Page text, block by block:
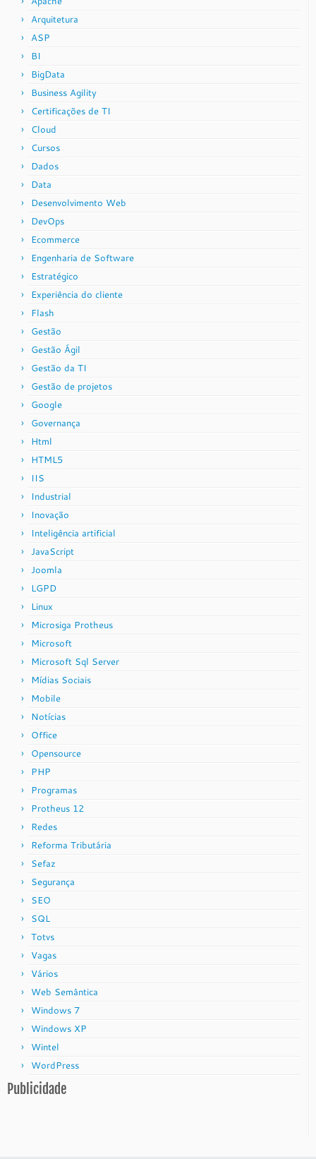
Arquitetura
ASP
BI
BigData
Business Agility
Certificações de TI
Cloud
Cursos
Dados
Data
Desenvolvimento Web
DevOps
Ecommerce
Engenharia de Software
Estratégico
Experiência do cliente
Flash
Gestão
Gestão Ágil
Gestão da TI
Gestão de projetos
Google
Governança
Html
HTML5
IIS
Industrial
Inovação
Inteligência artificial
JavaScript
Joomla
LGPD
Linux
Microsiga Protheus
Microsoft
Microsoft Sql Server
Mídias Sociais
Mobile
Notícias
Office
Opensource
PHP
Programas
Protheus 12
Redes
Reforma Tributária
Sefaz
Segurança
SEO
SQL
Totvs
Vagas
Vários
Web Semântica
Windows 7
Windows XP
Wintel
WordPress
Publicidade